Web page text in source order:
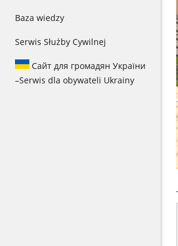
Baza wiedzy
Serwis Służby Cywilnej
Сайт для громадян України
–Serwis dla obywateli Ukrainy